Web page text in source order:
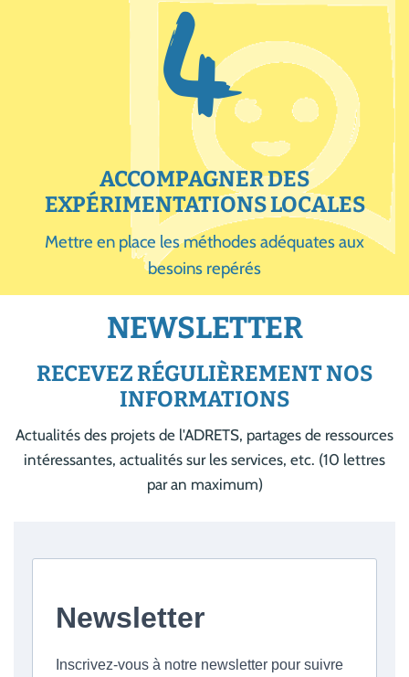
4
ACCOMPAGNER DES
EXPÉRIMENTATIONS LOCALES
Mettre en place les méthodes adéquates aux
besoins repérés
NEWSLETTER
RECEVEZ RÉGULIÈREMENT NOS
INFORMATIONS
Actualités des projets de l'ADRETS, partages de ressources
intéressantes, actualités sur les services, etc. (10 lettres
par an maximum)